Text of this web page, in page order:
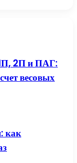
2П и ПАГ:
весовых
как